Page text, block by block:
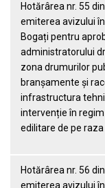
Hotărârea nr. 55
emiterea avizului
Bogați pentru
administratorului
zona drumurilor
branșamente și
infrastructura
intervenție în
edilitare de pe
Hotărârea nr. 56
emiterea avizului